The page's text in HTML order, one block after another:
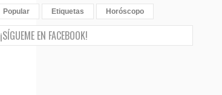
Popular Etiquetas Horóscopo
¡SÍGUEME EN FACEBOOK!